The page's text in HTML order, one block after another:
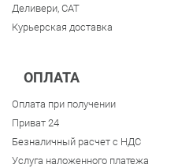
Деливери, CAT
Курьерская доставка
ОПЛАТА
Оплата при получении
Приват 24
Безналичный расчет с НДС
Услуга наложенного платежа